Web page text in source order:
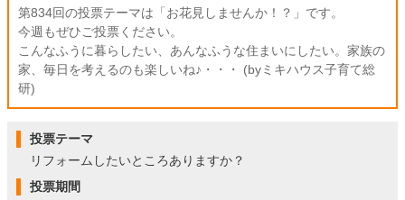
第834回の投票テーマは「お花見しませんか！？」です。
今週もぜひご投票ください。
こんなふうに暮らしたい、あんなふうな住まいにしたい。家族の
家、毎日を考えるのも楽しいね♪・・・ (byミキハウス子育て総
研)
投票テーマ
リフォームしたいところありますか？
投票期間